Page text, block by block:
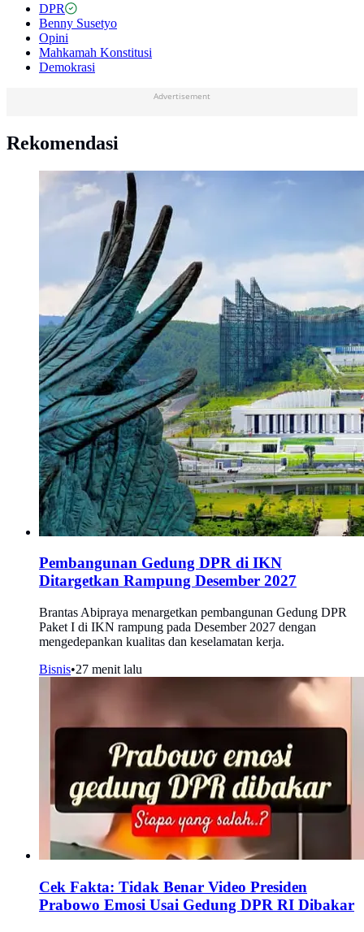
DPR
Benny Susetyo
Opini
Mahkamah Konstitusi
Demokrasi
Advertisement
Rekomendasi
Pembangunan Gedung DPR di IKN
Ditargetkan Rampung Desember 2027
Brantas Abipraya menargetkan pembangunan Gedung DPR
Paket I di IKN rampung pada Desember 2027 dengan
mengedepankan kualitas dan keselamatan kerja.
Bisnis•27 menit lalu
Cek Fakta: Tidak Benar Video Presiden
Prabowo Emosi Usai Gedung DPR RI Dibakar